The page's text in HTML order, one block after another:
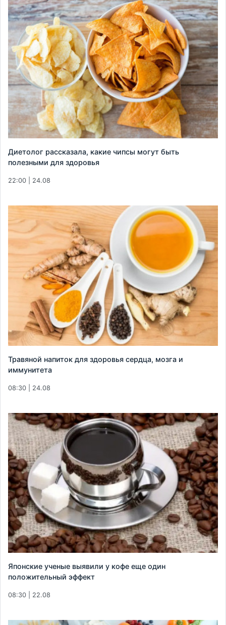
Диетолог рассказала, какие чипсы могут быть
полезными для здоровья
22:00 | 24.08
Травяной напиток для здоровья сердца, мозга и
иммунитета
08:30 | 24.08
Японские ученые выявили у кофе еще один
положительный эффект
08:30 | 22.08